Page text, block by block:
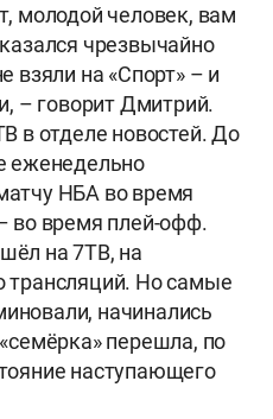
молодой человек, вам
чрезвычайно
взяли на «Спорт» – и
– говорит Дмитрий.
в отделе новостей. До
еженедельно
НБА во время
во время плей-офф.
на 7ТВ, на
трансляций. Но самые
начинались
перешла, по
наступающего